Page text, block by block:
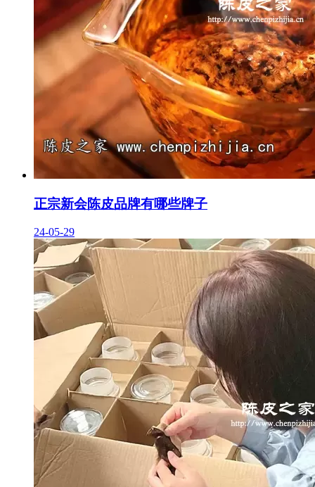
正宗新会陈皮品牌有哪些牌子
24-05-29